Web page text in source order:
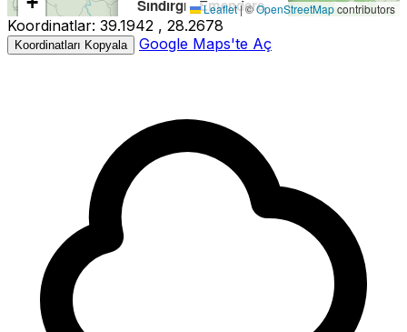
Sındırgı - Emendere
Büyüklük:3.9M
Derinlik:7.06km
−
Leaflet|©OpenStreetMapcontributors
Koordinatlar: 39.1942 , 28.2678
Koordinatları Kopyala Google Maps'te Aç